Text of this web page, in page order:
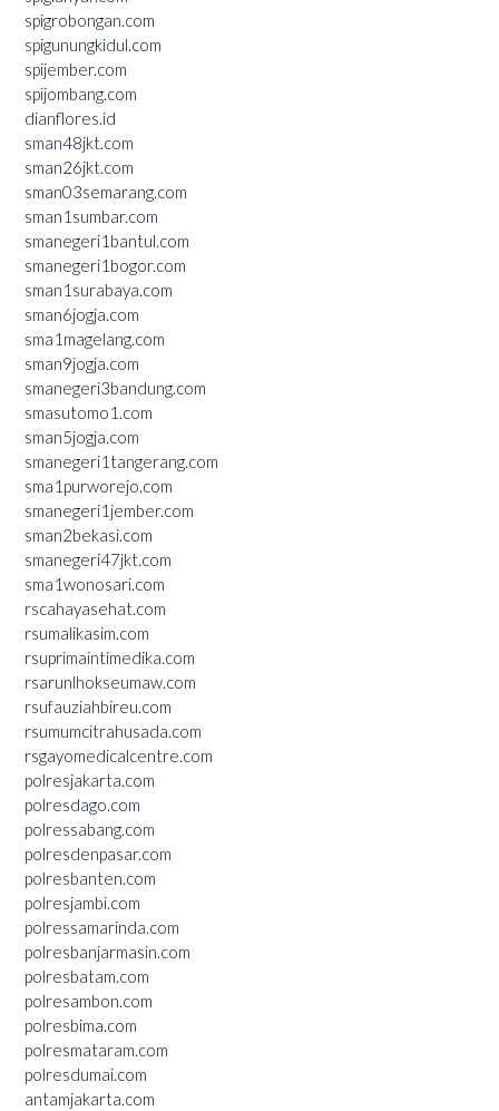
spigrobongan.com
spigunungkidul.com
spijember.com
spijombang.com
dianflores.id
sman48jkt.com
sman26jkt.com
sman03semarang.com
sman1sumbar.com
smanegeri1bantul.com
smanegeri1bogor.com
sman1surabaya.com
sman6jogja.com
sma1magelang.com
sman9jogja.com
smanegeri3bandung.com
smasutomo1.com
sman5jogja.com
smanegeri1tangerang.com
sma1purworejo.com
smanegeri1jember.com
sman2bekasi.com
smanegeri47jkt.com
sma1wonosari.com
rscahayasehat.com
rsumalikasim.com
rsuprimaintimedika.com
rsarunlhokseumaw.com
rsufauziahbireu.com
rsumumcitrahusada.com
rsgayomedicalcentre.com
polresjakarta.com
polresdago.com
polressabang.com
polresdenpasar.com
polresbanten.com
polresjambi.com
polressamarinda.com
polresbanjarmasin.com
polresbatam.com
polresambon.com
polresbima.com
polresmataram.com
polresdumai.com
antamjakarta.com